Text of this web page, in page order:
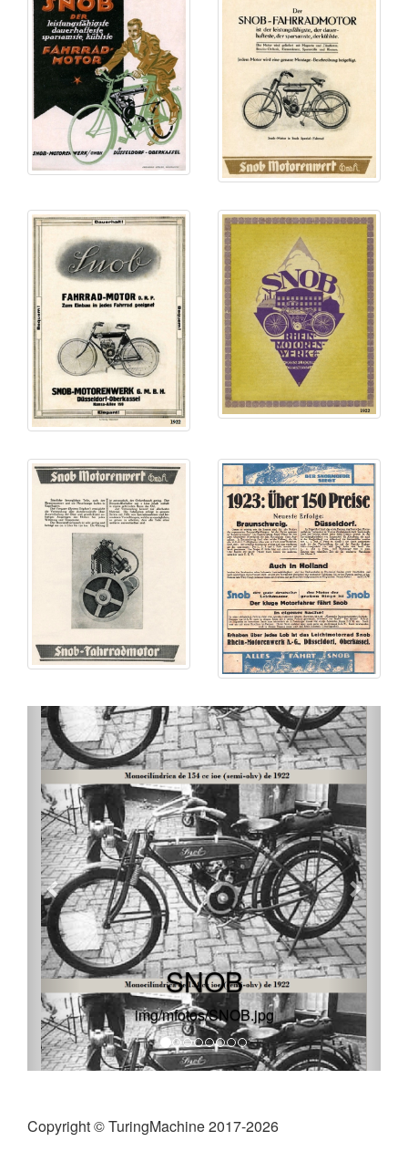
SNOB
img/mfotos/SNOB.jpg
Copyright © TuringMachine 2017-2026